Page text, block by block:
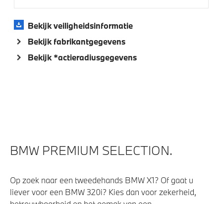
Passagiersairbag
Bekijk veiligheidsinformatie
Bekijk fabrikantgegevens
Bekijk *actieradiusgegevens
BMW PREMIUM SELECTION.
Op zoek naar een tweedehands BMW X1? Of gaat u
liever voor een BMW 320i? Kies dan voor zekerheid,